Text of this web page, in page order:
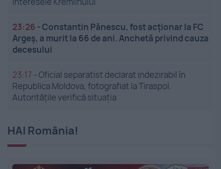
23:26 -Constantin Pănescu, fost acționar la FC
Argeș, a murit la 66 de ani. Anchetă privind cauza
decesului
23:17 -Oficial separatist declarat indezirabil în
Republica Moldova, fotografiat la Tiraspol.
Autoritățile verifică situația
HAI România!